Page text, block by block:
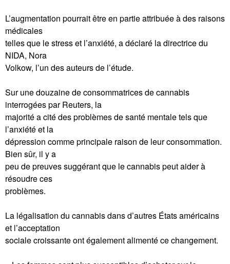
L’augmentation pourrait être en partie attribuée à des raisons
médicales
telles que le stress et l’anxiété, a déclaré la directrice du
NIDA, Nora
Volkow, l’un des auteurs de l’étude.
Sur une douzaine de consommatrices de cannabis
interrogées par Reuters, la
majorité a cité des problèmes de santé mentale tels que
l’anxiété et la
dépression comme principale raison de leur consommation.
Bien sûr, il y a
peu de preuves suggérant que le cannabis peut aider à
résoudre ces
problèmes.
La légalisation du cannabis dans d’autres États américains
et l’acceptation
sociale croissante ont également alimenté ce changement.